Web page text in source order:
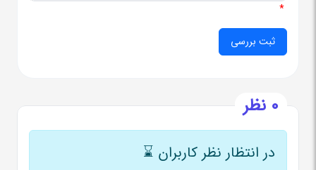
*
0 نظر
در انتظار نظر کاربران ⌛